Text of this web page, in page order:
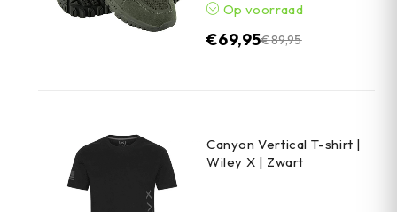
Op voorraad
€89,95
€69,95
Canyon Vertical T-shirt |
Wiley X | Zwart